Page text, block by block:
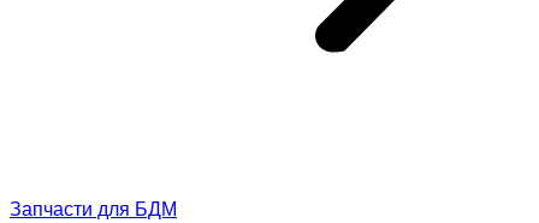
Запчасти для БДМ